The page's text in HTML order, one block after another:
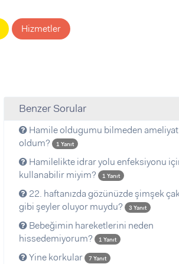
Hizmetler
Benzer Sorular
Hamile oldugumu bilmeden ameliyat
oldum?
1 Yanıt
Hamilelikte idrar yolu enfeksiyonu
kullanabilir miyim?
1 Yanıt
22. haftanızda gözünüzde şimşek
gibi şeyler oluyor muydu?
3 Yanıt
Bebeğimin hareketlerini neden
hissedemiyorum?
1 Yanıt
Yine korkular 7 Yanıt